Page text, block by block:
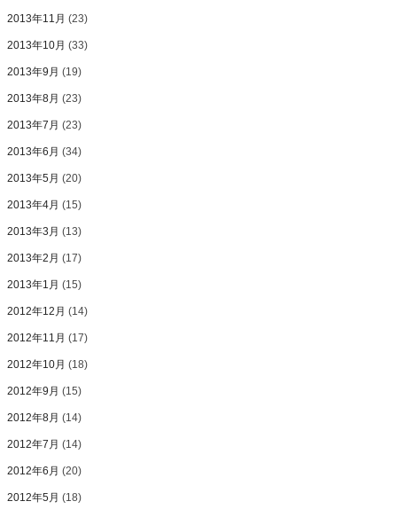
2013年11月 (23)
2013年10月 (33)
2013年9月 (19)
2013年8月 (23)
2013年7月 (23)
2013年6月 (34)
2013年5月 (20)
2013年4月 (15)
2013年3月 (13)
2013年2月 (17)
2013年1月 (15)
2012年12月 (14)
2012年11月 (17)
2012年10月 (18)
2012年9月 (15)
2012年8月 (14)
2012年7月 (14)
2012年6月 (20)
2012年5月 (18)